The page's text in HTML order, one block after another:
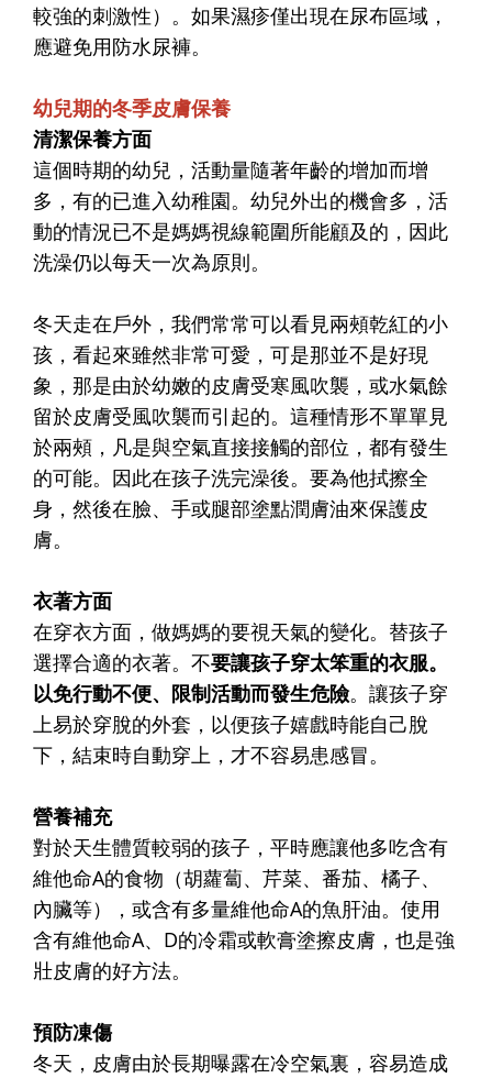
較強的刺激性）。如果濕疹僅出現在尿布區域，
應避免用防水尿褲。
幼兒期的冬季皮膚保養
清潔保養方面
這個時期的幼兒，活動量隨著年齡的增加而增
多，有的已進入幼稚園。幼兒外出的機會多，活
動的情況已不是媽媽視線範圍所能顧及的，因此
洗澡仍以每天一次為原則。
冬天走在戶外，我們常常可以看見兩頰乾紅的小
孩，看起來雖然非常可愛，可是那並不是好現
象，那是由於幼嫩的皮膚受寒風吹襲，或水氣餘
留於皮膚受風吹襲而引起的。這種情形不單單見
於兩頰，凡是與空氣直接接觸的部位，都有發生
的可能。因此在孩子洗完澡後。要為他拭擦全
身，然後在臉、手或腿部塗點潤膚油來保護皮
膚。
衣著方面
在穿衣方面，做媽媽的要視天氣的變化。替孩子
選擇合適的衣著。不要讓孩子穿太笨重的衣服。
以免行動不便、限制活動而發生危險。讓孩子穿
上易於穿脫的外套，以便孩子嬉戲時能自己脫
下，結束時自動穿上，才不容易患感冒。
營養補充
對於天生體質較弱的孩子，平時應讓他多吃含有
維他命A的食物（胡蘿蔔、芹菜、番茄、橘子、
內臟等），或含有多量維他命A的魚肝油。使用
含有維他命A、D的冷霜或軟膏塗擦皮膚，也是強
壯皮膚的好方法。
預防凍傷
冬天，皮膚由於長期曝露在冷空氣裏，容易造成